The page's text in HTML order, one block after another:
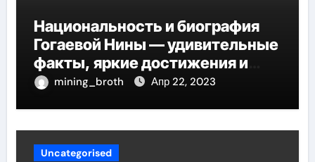
Национальность и биография
Гогаевой Нины — удивительные
факты, яркие достижения и
потрясающий путь к успеху
mining_broth Апр 22, 2023
Uncategorised